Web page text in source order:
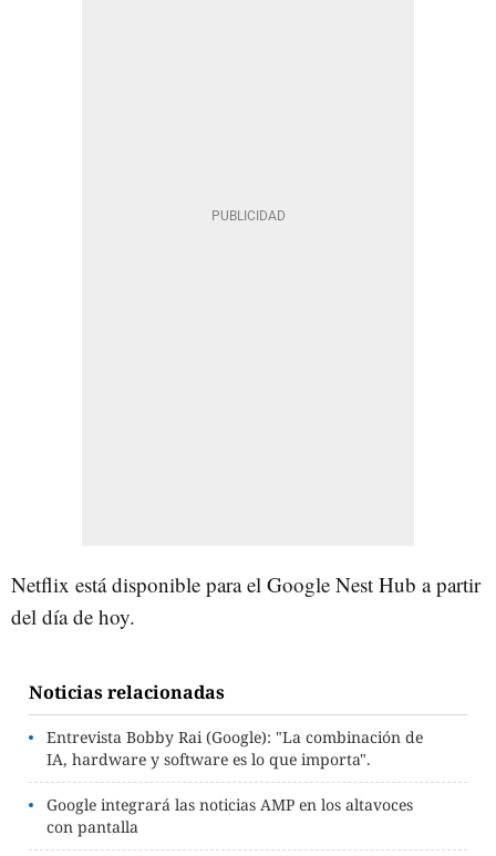
Netflix está disponible para el Google Nest Hub a partir
del día de hoy.
Noticias relacionadas
Entrevista Bobby Rai (Google): "La combinación de
IA, hardware y software es lo que importa".
Google integrará las noticias AMP en los altavoces
con pantalla